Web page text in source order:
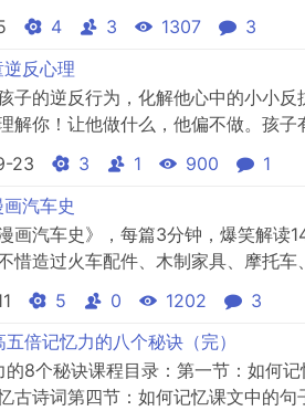
委员会专家委员会委员。卢勤长期主
地称为“知心姐姐”。她以切、平易、
护着孩子们心中的希望。曾获...
4 3 1307 3
反心理
子的逆反行为，化解他心中的小小
解你！让他做什么，他偏不做。孩
逆反心理》，一眼看透孩子逆反行
要求，从而更配合你！作者简介米里
师，英国家庭治疗协会（...
23 3 1 900 1
汽车史
画汽车史》，每篇3分钟，爆笑解
惜造过火车配件、木制家具、摩托
却因为不懂国情而彻底玩儿砸了；◆
——恩佐·法拉利！
5 0 1202 3
倍记忆力的八个秘诀（完）
8个秘诀课程目录：第一节：如何
古诗词第四节：如何记忆课文中的